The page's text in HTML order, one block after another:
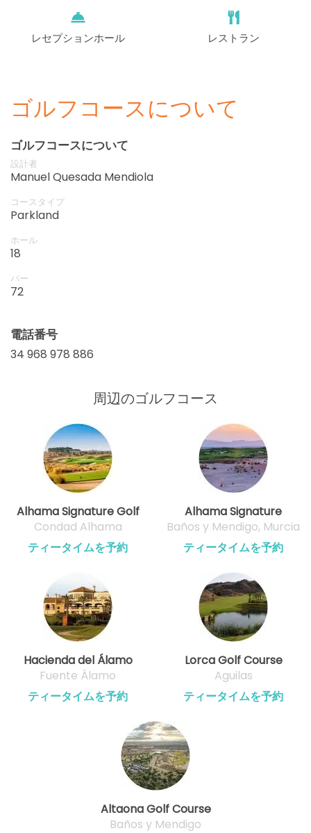
レセプションホール レストラン
ゴルフコースについて
ゴルフコースについて
設計者
Manuel Quesada Mendiola
コースタイプ
Parkland
ホール
18
パー
72
電話番号
34 968 978 886
周辺のゴルフコース
Alhama Signature Golf
Condad Alhama
ティータイムを予約
Alhama Signature
Baños y Mendigo, Murcia
ティータイムを予約
Hacienda del Álamo
Fuente Álamo
ティータイムを予約
Lorca Golf Course
Aguilas
ティータイムを予約
Altaona Golf Course
Baños y Mendigo